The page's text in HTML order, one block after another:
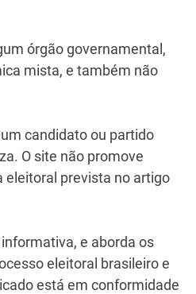
órgão governamental,
mista, e também não
candidato ou partido
O site não promove
eleitoral prevista no artigo
e aborda os
eleitoral brasileiro e
está em conformidade